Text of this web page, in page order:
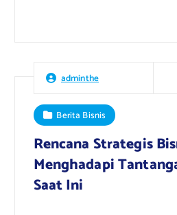
adminthe
Berita Bisnis
Rencana Strategis
Menghadapi
Saat Ini